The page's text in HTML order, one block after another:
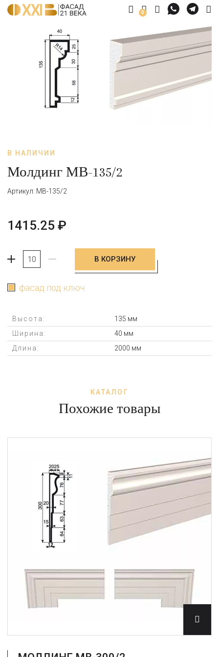
0
В НАЛИЧИИ
Молдинг МВ-135/2
Артикул: МВ-135/2
1415.25 ₽
-
+ В КОРЗИНУ
фасад под ключ
Высота:
135 мм
Ширина:
40 мм
Длина:
2000 мм
КАТАЛОГ
Похожие товары